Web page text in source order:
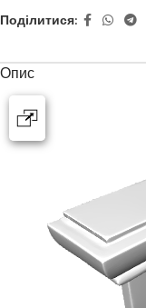
Поділитися:
Опис